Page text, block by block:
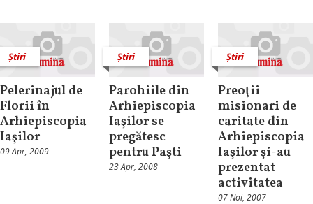
Știri
Pelerinajul de
Florii în
Arhiepiscopia
Iaşilor
09 Apr, 2009
Știri
Parohiile din
Arhiepiscopia
Iaşilor se
pregătesc
pentru Paşti
23 Apr, 2008
Știri
Preoţii
misionari de
caritate din
Arhiepiscopia
Iaşilor şi-au
prezentat
activitatea
07 Noi, 2007